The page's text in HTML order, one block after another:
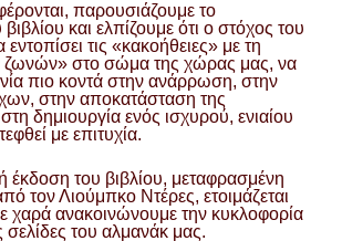
παρουσιάζουμε το
και ελπίζουμε ότι ο στόχος του
τις «κακοήθειες» με τη
ζωνών» στο σώμα της χώρας μας, να
πιο κοντά στην ανάρρωση, στην
στην αποκατάσταση της
δημιουργία ενός ισχυρού, ενιαίου
με επιτυχία.
έκδοση του βιβλίου, μεταφρασμένη
τον Λιούμπκο Ντέρες, ετοιμάζεται
χαρά ανακοινώνουμε την κυκλοφορία
σελίδες του αλμανάκ μας.